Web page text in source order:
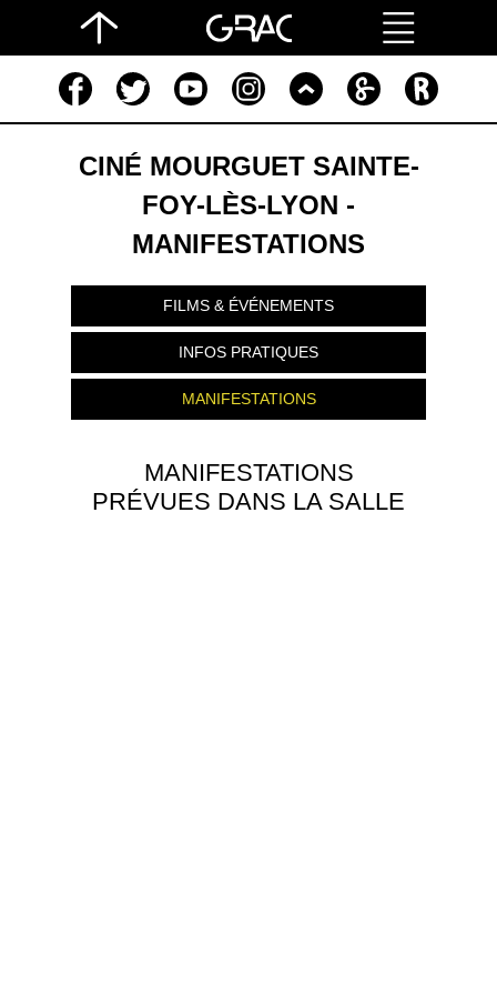
CINÉ MOURGUET SAINTE-
FOY-LÈS-LYON -
MANIFESTATIONS
FILMS & ÉVÉNEMENTS
INFOS PRATIQUES
MANIFESTATIONS
MANIFESTATIONS
PRÉVUES DANS LA SALLE